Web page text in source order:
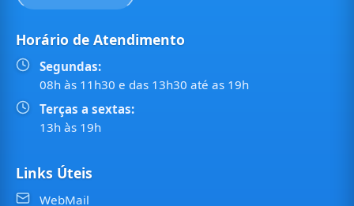
Horário de Atendimento
Segundas:
08h às 11h30 e das 13h30 até as 19h
Terças a sextas:
13h às 19h
Links Úteis
WebMail